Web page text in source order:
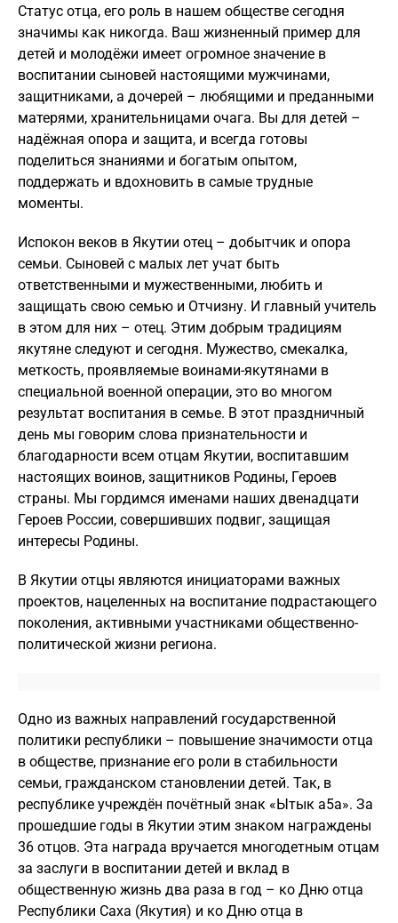
Статус отца, его роль в нашем обществе сегодня
значимы как никогда. Ваш жизненный пример для
детей и молодёжи имеет огромное значение в
воспитании сыновей настоящими мужчинами,
защитниками, а дочерей – любящими и преданными
матерями, хранительницами очага. Вы для детей –
надёжная опора и защита, и всегда готовы
поделиться знаниями и богатым опытом,
поддержать и вдохновить в самые трудные
моменты.
Испокон веков в Якутии отец – добытчик и опора
семьи. Сыновей с малых лет учат быть
ответственными и мужественными, любить и
защищать свою семью и Отчизну. И главный учитель
в этом для них – отец. Этим добрым традициям
якутяне следуют и сегодня. Мужество, смекалка,
меткость, проявляемые воинами-якутянами в
специальной военной операции, это во многом
результат воспитания в семье. В этот праздничный
день мы говорим слова признательности и
благодарности всем отцам Якутии, воспитавшим
настоящих воинов, защитников Родины, Героев
страны. Мы гордимся именами наших двенадцати
Героев России, совершивших подвиг, защищая
интересы Родины.
В Якутии отцы являются инициаторами важных
проектов, нацеленных на воспитание подрастающего
поколения, активными участниками общественно-
политической жизни региона.
Одно из важных направлений государственной
политики республики – повышение значимости отца
в обществе, признание его роли в стабильности
семьи, гражданском становлении детей. Так, в
республике учреждён почётный знак «Ытык а5а». За
прошедшие годы в Якутии этим знаком награждены
36 отцов. Эта награда вручается многодетным отцам
за заслуги в воспитании детей и вклад в
общественную жизнь два раза в год – ко Дню отца
Республики Саха (Якутия) и ко Дню отца в